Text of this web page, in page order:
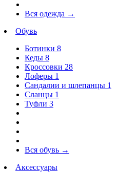
Вся одежда →
Обувь
Ботинки 8
Кеды 8
Кроссовки 28
Лоферы 1
Сандалии и шлепанцы 1
Сланцы 1
Туфли 3
Вся обувь →
Аксессуары